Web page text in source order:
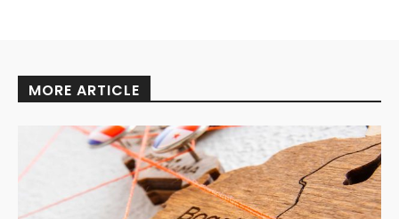
MORE ARTICLE